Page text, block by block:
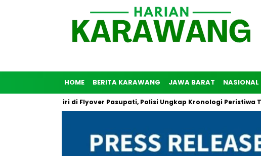
HOME BERITA KARAWANG JAWA BARAT NASIONAL
Bunuh Diri di Flyover Pasupati, Polisi Ungkap Kronologi Peristiwa Tersebut